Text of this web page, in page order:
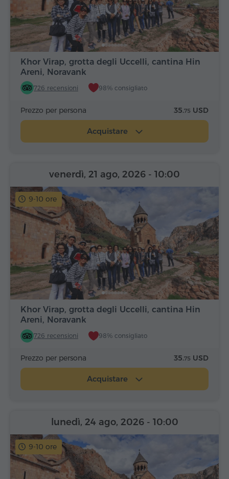
Khor Virap, grotta degli Uccelli, cantina Hin
Areni, Noravank
726 recensioni 98% consigliato
Prezzo per persona 35.75 USD
Acquistare
9-10 ore
Khor Virap, grotta degli Uccelli, cantina Hin
Areni, Noravank
726 recensioni 98% consigliato
venerdì, 21 ago, 2026 - 10:00
Prezzo per persona 35.75 USD
Acquistare
9-10 ore
lunedì, 24 ago, 2026 - 10:00